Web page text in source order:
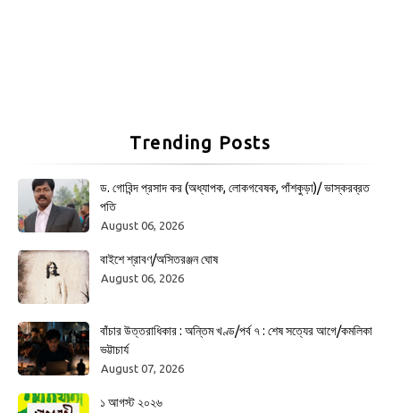
Trending Posts
ড. গোবিন্দ প্রসাদ কর (অধ্যাপক, লোকগবেষক, পাঁশকুড়া)/ ভাস্করব্রত
পতি
August 06, 2026
বাইশে শ্রাবণ/অসিতরঞ্জন ঘোষ
August 06, 2026
বাঁচার উত্তরাধিকার : অন্তিম খণ্ড/পর্ব ৭ : শেষ সত্যের আগে/কমলিকা
ভট্টাচার্য
August 07, 2026
১ আগস্ট ২০২৬